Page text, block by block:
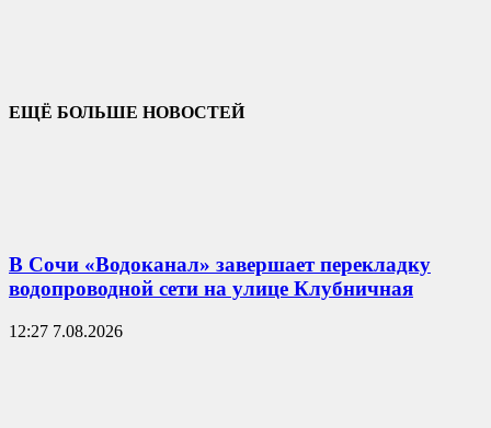
ЕЩЁ БОЛЬШЕ НОВОСТЕЙ
В Сочи «Водоканал» завершает перекладку
водопроводной сети на улице Клубничная
12:27 7.08.2026